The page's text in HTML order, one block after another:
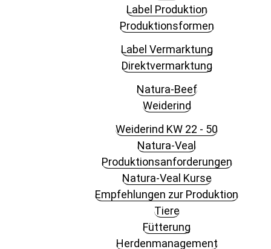
Label Produktion
Produktionsformen
Label Vermarktung
Direktvermarktung
Natura-Beef
Weiderind
Weiderind KW 22 - 50
Natura-Veal
Produktionsanforderungen
Natura-Veal Kurse
Empfehlungen zur Produktion
Tiere
Fütterung
Herdenmanagement